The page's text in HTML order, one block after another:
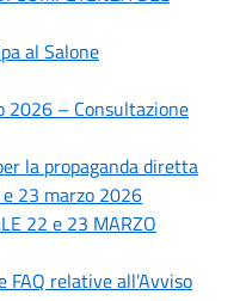
al Salone
2026 – Consultazione
la propaganda diretta
23 marzo 2026
22 e 23 MARZO
FAQ relative all’Avviso